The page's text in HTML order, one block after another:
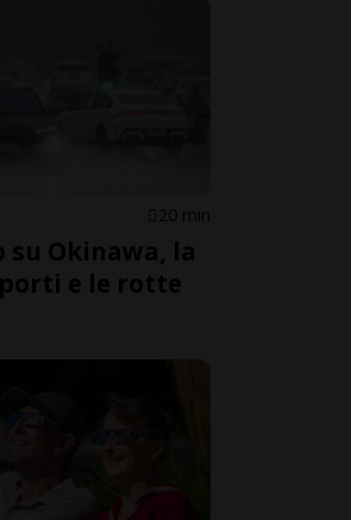
20 min
su Okinawa, la
e le rotte